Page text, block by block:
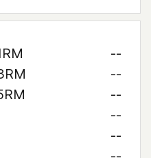
--
--
--
--
--